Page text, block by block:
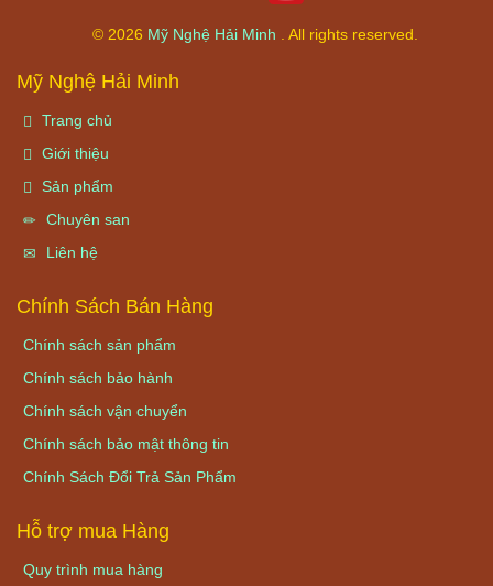
© 2026 Mỹ Nghệ Hải Minh . All rights reserved.
Mỹ Nghệ Hải Minh
Trang chủ
Giới thiệu
Sản phẩm
Chuyên san
Liên hệ
Chính Sách Bán Hàng
Chính sách sản phẩm
Chính sách bảo hành
Chính sách vận chuyển
Chính sách bảo mật thông tin
Chính Sách Đổi Trả Sản Phẩm
Hỗ trợ mua Hàng
Quy trình mua hàng